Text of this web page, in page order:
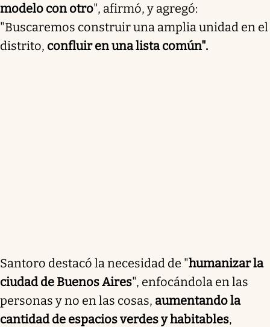
modelo con otro", afirmó, y agregó:
"Buscaremos construir una amplia unidad en el
distrito, confluir en una lista común".
Santoro destacó la necesidad de "humanizar la
ciudad de Buenos Aires", enfocándola en las
personas y no en las cosas, aumentando la
cantidad de espacios verdes y habitables,